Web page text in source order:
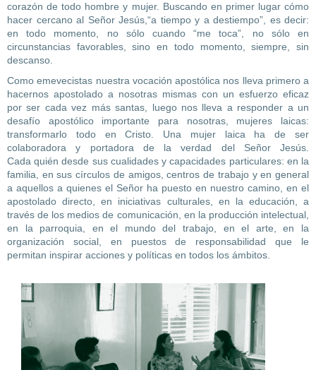
corazón de todo hombre y mujer. Buscando en primer lugar cómo
hacer cercano al Señor Jesús,“a tiempo y a destiempo”, es decir:
en todo momento, no sólo cuando “me toca”, no sólo en
circunstancias favorables, sino en todo momento, siempre, sin
descanso.
Como emevecistas nuestra vocación apostólica nos lleva primero a
hacernos apostolado a nosotras mismas con un esfuerzo eficaz
por ser cada vez más santas, luego nos lleva a responder a un
desafío apostólico importante para nosotras, mujeres laicas:
transformarlo todo en Cristo. Una mujer laica ha de ser
colaboradora y portadora de la verdad del Señor Jesús.
Cada quién desde sus cualidades y capacidades particulares: en la
familia, en sus círculos de amigos, centros de trabajo y en general
a aquellos a quienes el Señor ha puesto en nuestro camino, en el
apostolado directo, en iniciativas culturales, en la educación, a
través de los medios de comunicación, en la producción intelectual,
en la parroquia, en el mundo del trabajo, en el arte, en la
organización social, en puestos de responsabilidad que le
permitan inspirar acciones y políticas en todos los ámbitos.